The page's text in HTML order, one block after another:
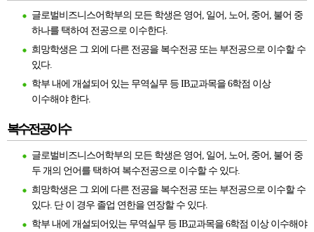
글로벌비즈니스어학부의 모든 학생은 영어, 일어, 노어, 중어, 불어 중
하나를 택하여 전공으로 이수한다.
희망학생은 그 외에 다른 전공을 복수전공 또는 부전공으로 이수할 수
있다.
학부 내에 개설되어 있는 무역실무 등 IB교과목을 6학점 이상
이수해야 한다.
복수전공이수
글로벌비즈니스어학부의 모든 학생은 영어, 일어, 노어, 중어, 불어 중
두 개의 언어를 택하여 복수전공으로 이수할 수 있다.
희망학생은 그 외에 다른 전공을 복수전공 또는 부전공으로 이수할 수
있다. 단 이 경우 졸업 연한을 연장할 수 있다.
학부 내에 개설되어있는 무역실무 등 IB교과목을 6학점 이상 이수해야